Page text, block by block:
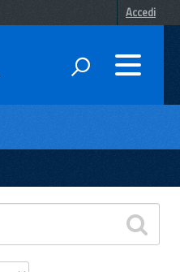
Accedi